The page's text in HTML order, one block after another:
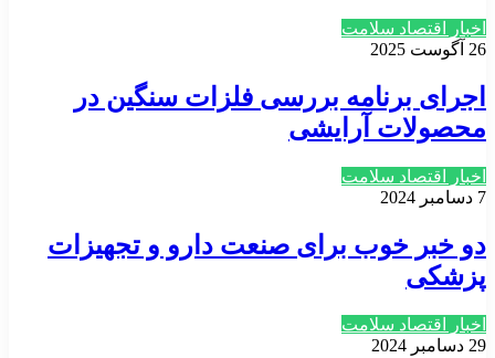
اخبار اقتصاد سلامت
26 آگوست 2025
اجرای برنامه بررسی فلزات سنگین در
محصولات آرایشی
اخبار اقتصاد سلامت
7 دسامبر 2024
دو خبر خوب برای صنعت دارو و تجهیزات
پزشکی
اخبار اقتصاد سلامت
29 دسامبر 2024